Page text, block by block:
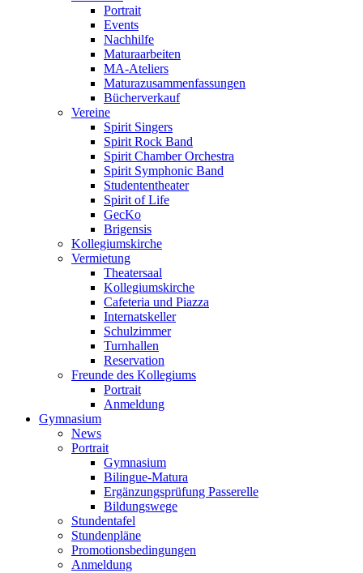
Portrait
Events
Nachhilfe
Maturaarbeiten
MA-Ateliers
Maturazusammenfassungen
Bücherverkauf
Vereine
Spirit Singers
Spirit Rock Band
Spirit Chamber Orchestra
Spirit Symphonic Band
Studententheater
Spirit of Life
GecKo
Brigensis
Kollegiumskirche
Vermietung
Theatersaal
Kollegiumskirche
Cafeteria und Piazza
Internatskeller
Schulzimmer
Turnhallen
Reservation
Freunde des Kollegiums
Portrait
Anmeldung
Gymnasium
News
Portrait
Gymnasium
Bilingue-Matura
Ergänzungsprüfung Passerelle
Bildungswege
Stundentafel
Stundenpläne
Promotionsbedingungen
Anmeldung